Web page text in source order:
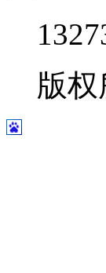
版